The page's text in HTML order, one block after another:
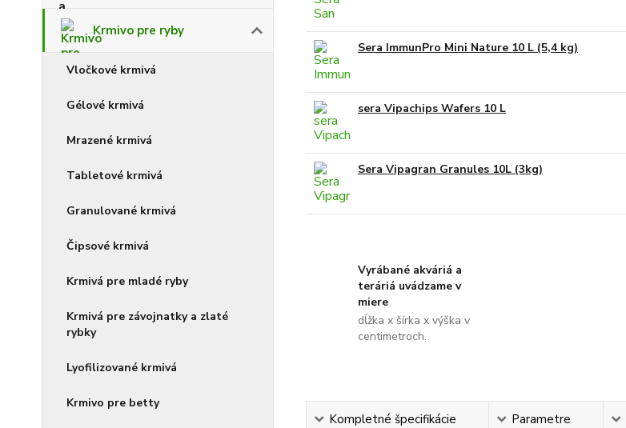
Krmivo pre ryby
Vločkové krmivá
Gélové krmivá
Mrazené krmivá
Tabletové krmivá
Granulované krmivá
Čipsové krmivá
Krmivá pre mladé ryby
Krmivá pre závojnatky a zlaté
rybky
Lyofilizované krmivá
Krmivo pre betty
Sera ImmunPro Mini Nature 10 L (5,4 kg)
sera Vipachips Wafers 10 L
Sera Vipagran Granules 10L (3kg)
Vyrábané akváriá a
teráriá uvádzame v
miere
dĺžka x šírka x výška v
centimetroch.
Kompletné špecifikácie Parametre